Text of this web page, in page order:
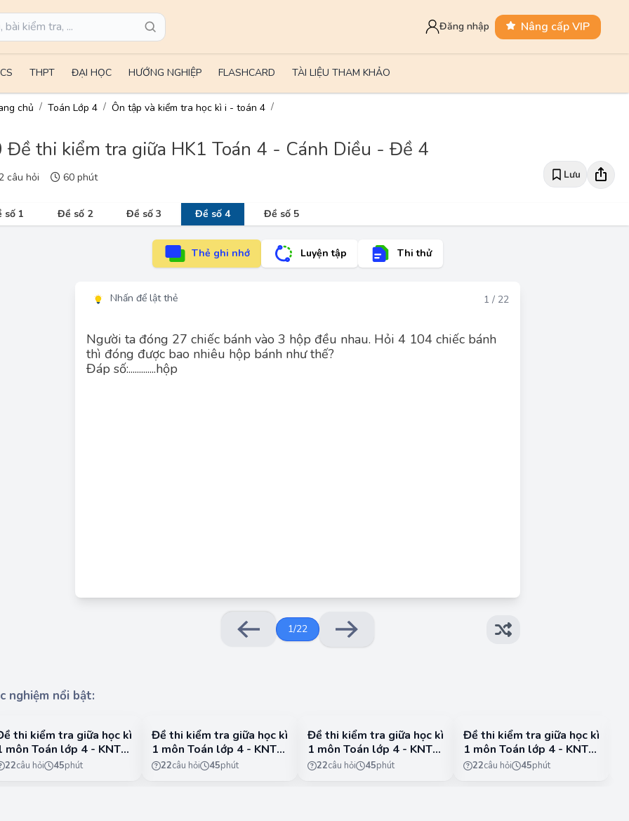
Đăng nhập Nâng cấp VIP
THPT ĐẠI HỌC HƯỚNG NGHIỆP FLASHCARD TÀI LIỆU THAM KHẢO
chủ Toán Lớp 4 Ôn tập và kiểm tra học kì i - toán 4
Đề thi kiểm tra giữa HK1 Toán 4 - Cánh Diều - Đề 4
câu hỏi 60 phút Lưu
số 1 Đề số 2 Đề số 3 Đề số 4 Đề số 5
Thẻ ghi nhớ Luyện tập Thi thử
Nhấn để lật thẻ 1 / 22
Người ta đóng 27 chiếc bánh vào 3 hộp đều nhau. Hỏi 4 104 chiếc bánh
thì đóng được bao nhiêu hộp bánh như thế?
Đáp số:.............hộp
1/22
nghiệm nổi bật:
thi kiểm tra giữa học kì
môn Toán lớp 4 - KNTT
Đề 1
22câu hỏi 45phút
Đề thi kiểm tra giữa học kì
1 môn Toán lớp 4 - KNTT
- Đề 2
22câu hỏi 45phút
Đề thi kiểm tra giữa học kì
1 môn Toán lớp 4 - KNTT
- Đề 3
22câu hỏi 45phút
Đề thi kiểm tra giữa học kì
1 môn Toán lớp 4 - KNTT
- Đề 4
22câu hỏi 45phút